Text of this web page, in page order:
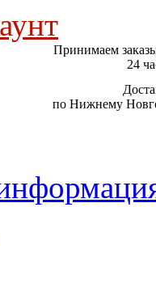
Принимаем
24
по Нижнему